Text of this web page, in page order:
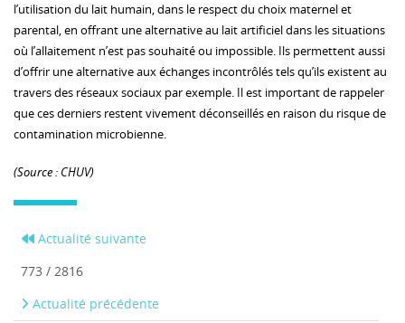
l’utilisation du lait humain, dans le respect du choix maternel et
parental, en offrant une alternative au lait artificiel dans les situations
où l’allaitement n’est pas souhaité ou impossible. Ils permettent aussi
d’offrir une alternative aux échanges incontrôlés tels qu’ils existent au
travers des réseaux sociaux par exemple. Il est important de rappeler
que ces derniers restent vivement déconseillés en raison du risque de
contamination microbienne.
(Source : CHUV)
Actualité suivante
773 / 2816
Actualité précédente